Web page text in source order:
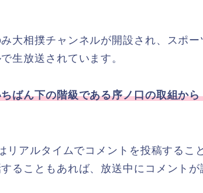
大相撲チャンネルが開設され、スポ
生放送されています。
ばん下の階級である序ノ口の取組から
リアルタイムでコメントを投稿するこ
ることもあれば、放送中にコメントが